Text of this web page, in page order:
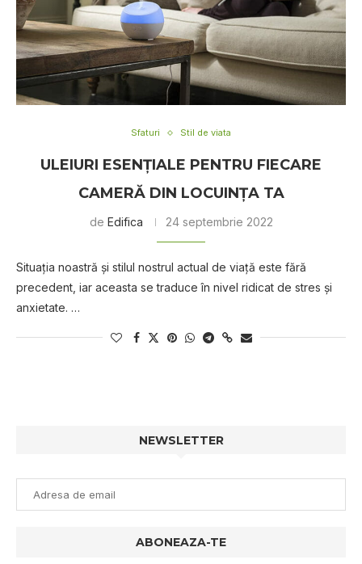
Sfaturi Stil de viata
ULEIURI ESENȚIALE PENTRU FIECARE
CAMERĂ DIN LOCUINȚA TA
de Edifica 24 septembrie 2022
Situația noastră și stilul nostrul actual de viață este fără
precedent, iar aceasta se traduce în nivel ridicat de stres și
anxietate. …
NEWSLETTER